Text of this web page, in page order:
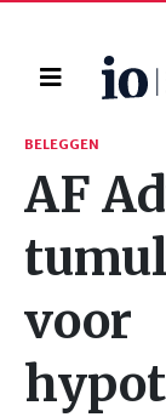
Home
Zoeken
BELEGGEN
AF
voor